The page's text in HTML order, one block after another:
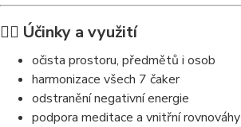
🧘‍♀️ Účinky a využití
očista prostoru, předmětů i osob
harmonizace všech 7 čaker
odstranění negativní energie
podpora meditace a vnitřní rovnováhy